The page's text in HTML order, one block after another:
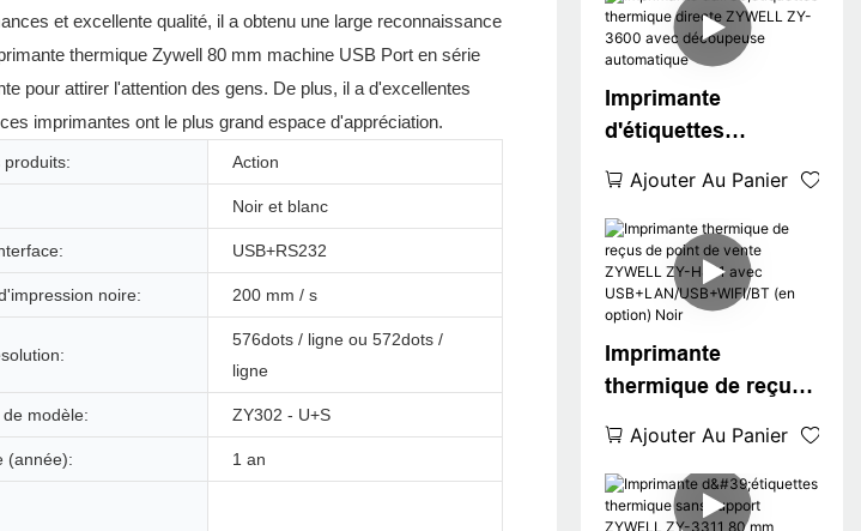
Imprimante
d'étiquettes
ZYWELL ZY-3600
avec découpeuse
automatique
Ajouter Au Panier
Imprimante
thermique de reçus
ZYWELL ZY-H861
avec
USB+LAN/USB+WIFI
Ajouter Au Panier
et excellente qualité, il a obtenu une large reconnaissance
thermique Zywell 80 mm machine USB Port en série
pour attirer l'attention des gens. De plus, il a d'excellentes
imprimantes ont le plus grand espace d'appréciation.
produits: Action
Noir et blanc
USB+RS232
noire: 200 mm / s
576dots / ligne ou 572dots /
ligne
modèle: ZY302 - U+S
(année): 1 an